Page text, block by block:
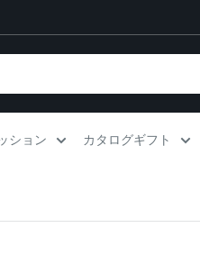
ション カタログギフト